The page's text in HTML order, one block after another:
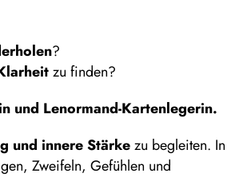
?
zu finden?
und Lenormand-Kartenlegerin.
und innere Stärkezu begleiten. In
Zweifeln, Gefühlen und